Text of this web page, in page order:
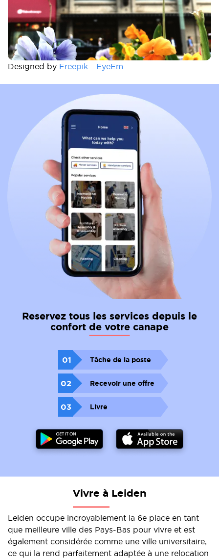
Designed by Freepik - EyeEm
Reservez tous les services depuis le
confort de votre canape
01 Tâche de la poste
02 Recevoir une offre
03 Livre
Vivre à Leiden
Leiden occupe incroyablement la 6e place en tant
que meilleure ville des Pays-Bas pour vivre et est
également considérée comme une ville universitaire,
ce qui la rend parfaitement adaptée à une relocation